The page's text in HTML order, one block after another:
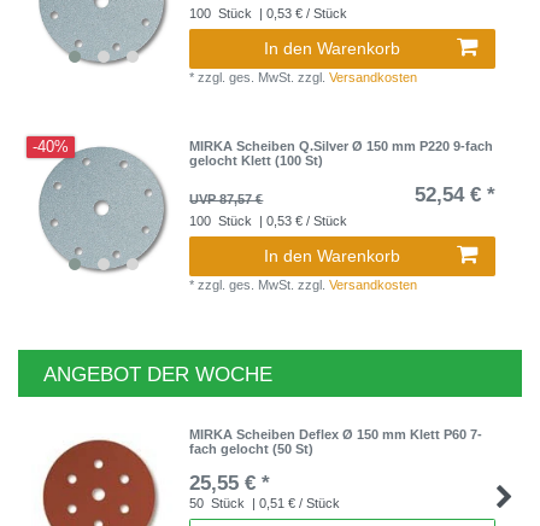
100 Stück | 0,53 € / Stück
In den Warenkorb
*zzgl. ges. MwSt. zzgl.Versandkosten
-40%
MIRKA Scheiben Q.Silver Ø 150 mm P220 9-fach
gelocht Klett (100 St)
UVP 87,57 € 52,54 € *
100 Stück | 0,53 € / Stück
In den Warenkorb
*zzgl. ges. MwSt. zzgl.Versandkosten
ANGEBOT DER WOCHE
MIRKA Scheiben Deflex Ø 150 mm Klett P60 7-
fach gelocht (50 St)
25,55 € *
50 Stück | 0,51 € / Stück